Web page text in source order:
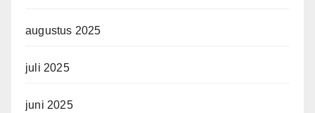
augustus 2025
juli 2025
juni 2025